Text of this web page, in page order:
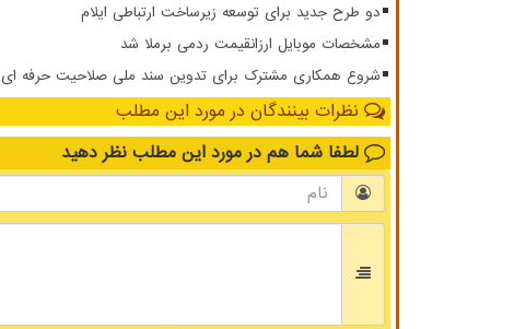
دو طرح جدید برای توسعه زیرساخت ارتباطی ایلام
مشخصات موبایل ارزانقیمت ردمی برملا شد
شروع همکاری مشترک برای تدوین سند ملی صلاحیت حرفه ای ICT
نظرات بینندگان در مورد این مطلب
لطفا شما هم در مورد این مطلب نظر دهید